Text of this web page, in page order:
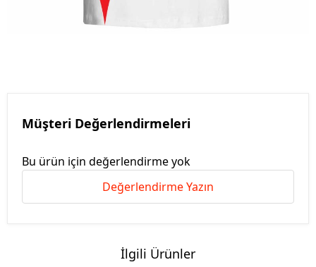
Müşteri Değerlendirmeleri
Bu ürün için değerlendirme yok
Değerlendirme Yazın
İlgili Ürünler